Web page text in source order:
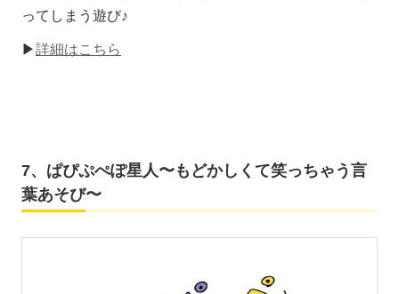
ってしまう遊び♪
▶詳細はこちら
7、ぱぴぷぺぽ星人〜もどかしくて笑っちゃう言
葉あそび〜